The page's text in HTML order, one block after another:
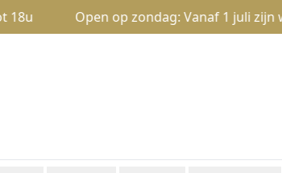
Open op zondag: Vanaf 1 juli zijn we